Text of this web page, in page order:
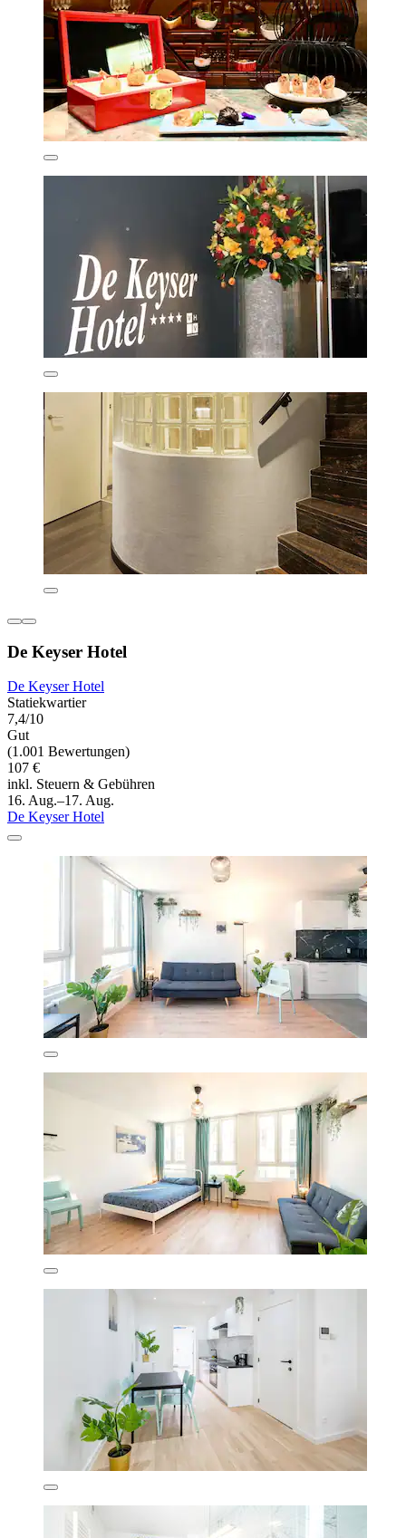
De Keyser Hotel
De Keyser Hotel
Statiekwartier
7,4/10
Gut
(1.001 Bewertungen)
107 €
inkl. Steuern & Gebühren
16. Aug.–17. Aug.
De Keyser Hotel